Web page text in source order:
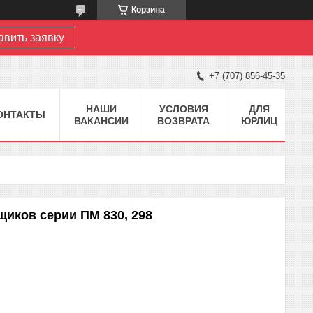
Корзина
заявку
+7 (707) 856-45-35
НАШИ
ВАКАНСИИ
УСЛОВИЯ
ВОЗВРАТА
ДЛЯ
ЮРЛИЦ
серии ПМ 830, 298